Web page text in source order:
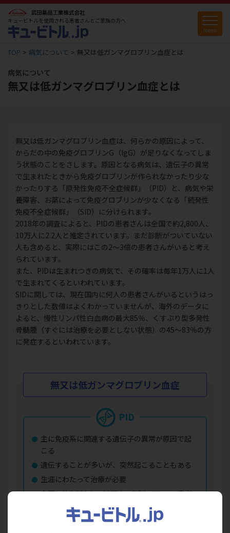
キュービトルを使用される患者さんとご家族の方へ
menu
TOP 病気について 無又は低ガンマグロブリン血症とは
病気について
無又は低ガンマグロブリン血症とは
無又は低ガンマグロブリン血症は、何らかの原因によって、
からだの中の免疫グロブリンG（IgG）が足りなくなってしま
う状態のことをさします。原因となる病気は、遺伝子の異常
で生まれたときから免疫グロブリンが作られなかったり少な
かったりする「原発性免疫不全症候群」（PID）と、病気や栄
養障害、お薬によって免疫グロブリンが少なくなる「続発性
免疫不全症候群」（SID）に分けられます。
2018年の調査によると、PIDの患者さんは全国で約2,800人、
10万人に2.2人と推定されています。まだ診断がついていない
人も含めると、実際にはこの2～3倍の患者さんがいると考え
られています。
また、PIDは生まれつきの病気で、その確率は毎年1万人に1人
で生まれてくるといわれています。
SIDに関しては、現在国内に何人の患者さんがいるというはっ
きりとした数値はよくわかっていませんが、海外のデータに
よると、慢性リンパ性白血病の最大85％、くすぶり型多発性
骨髄腫（すぐには治療を必要としない状態）の45～83％の方
に発症するといわれています。
無又は低ガンマグロブリン血症
PID
主に免疫系に関連する遺伝子の異常が原因で起
こる
遺伝することが多いが、突然起こることもある
生涯にわたって治療が必要
全国に約2,800人、10万人に2.2人くらいの患者
さんがいる